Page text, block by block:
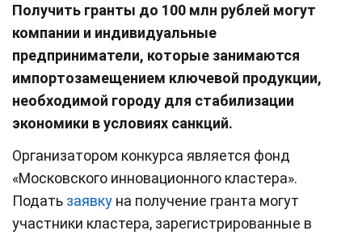
Получить гранты до 100 млн рублей могут
компании и индивидуальные
предприниматели, которые занимаются
импортозамещением ключевой продукции,
необходимой городу для стабилизации
экономики в условиях санкций.
Организатором конкурса является фонд
«Московского инновационного кластера».
Подать заявку на получение гранта могут
участники кластера, зарегистрированные в